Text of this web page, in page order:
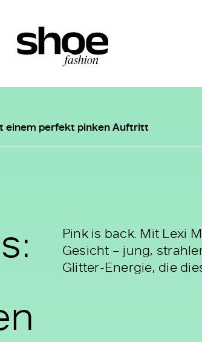
einem perfekt pinken Auftritt
Pink is back. Mit Lexi
Gesicht – jung,
Glitter-Energie, die